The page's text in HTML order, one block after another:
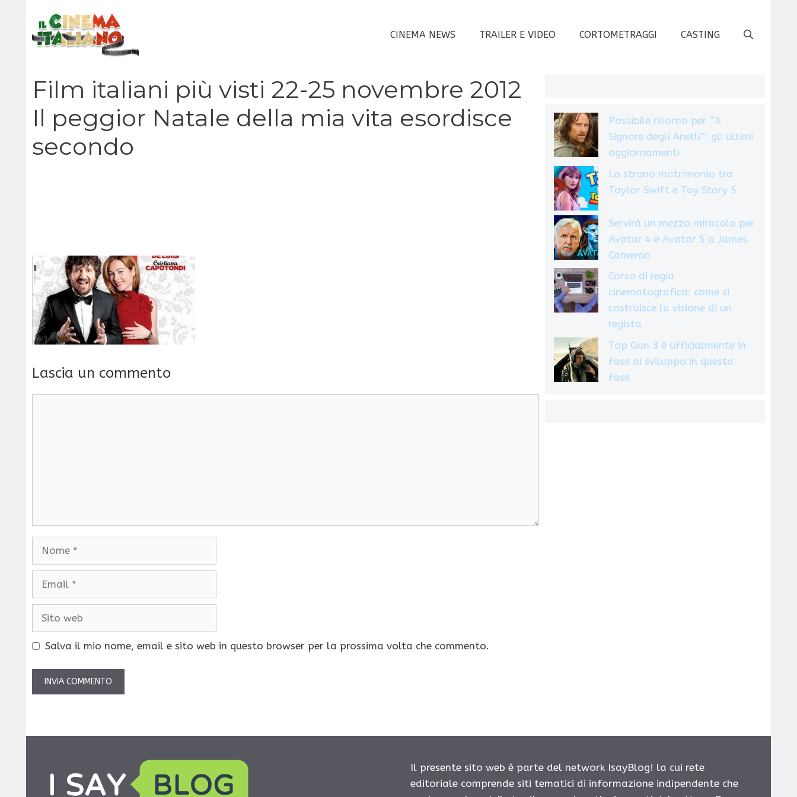
contenuto
CINEMA NEWS TRAILER E VIDEO CORTOMETRAGGI CASTING
Film italiani più visti 22-25 novembre 2012
Il peggior Natale della mia vita esordisce
secondo
Lascia un commento
Salva il mio nome, email e sito web in questo browser per la prossima volta che commento.
Possibile ritorno per “Il
Signore degli Anelli”: gli ultimi
aggiornamenti
Lo strano matrimonio tra
Taylor Swift e Toy Story 5
Servirà un mezzo miracolo per
Avatar 4 e Avatar 5 a James
Cameron
Corso di regia
cinematografica: come si
costruisce la visione di un
regista
Top Gun 3 è ufficialmente in
fase di sviluppo in questa
fase
Il presente sito web è parte del network IsayBlog! la cui rete
editoriale comprende siti tematici di informazione indipendente che